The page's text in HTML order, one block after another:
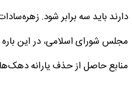
دارند باید سه برابر شود.
مجلس شورای اسلامی، در این
منابع حاصل از حذف یارانه